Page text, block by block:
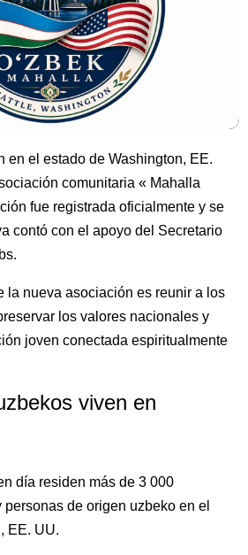
en el estado de Washington, EE.
comunitaria « Mahalla
fue registrada oficialmente y se
contó con el apoyo del Secretario
la nueva asociación es reunir a los
los valores nacionales y
joven conectada espiritualmente
viven en
día residen más de 3 000
de origen uzbeko en el
EE. UU.